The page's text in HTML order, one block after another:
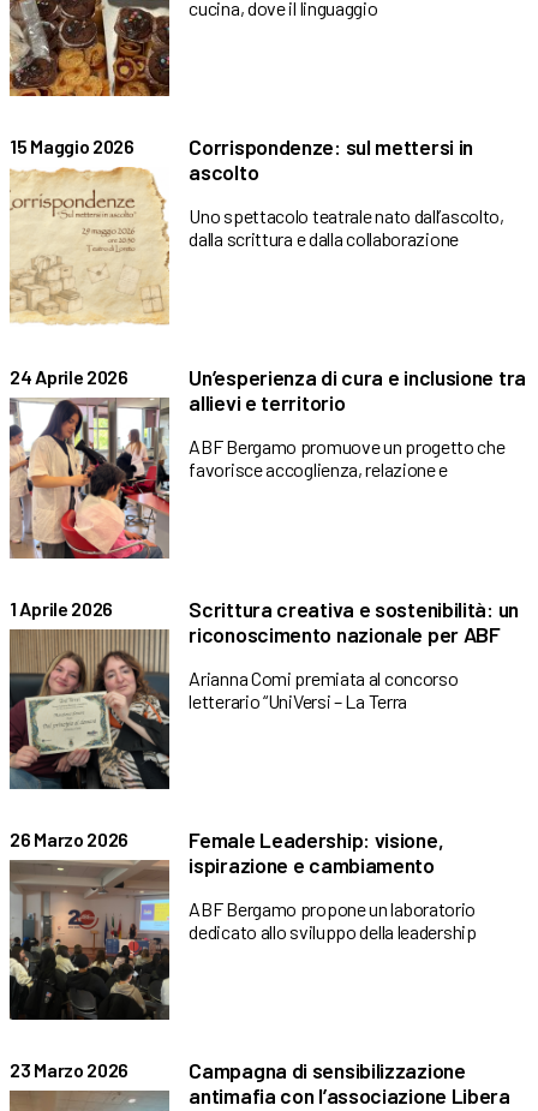
cucina, dove il linguaggio
15 Maggio 2026
Corrispondenze: sul mettersi in
ascolto
Uno spettacolo teatrale nato dall’ascolto,
dalla scrittura e dalla collaborazione
24 Aprile 2026
Un’esperienza di cura e inclusione tra
allievi e territorio
ABF Bergamo promuove un progetto che
favorisce accoglienza, relazione e
1 Aprile 2026
Scrittura creativa e sostenibilità: un
riconoscimento nazionale per ABF
Arianna Comi premiata al concorso
letterario “UniVersi – La Terra
26 Marzo 2026
Female Leadership: visione,
ispirazione e cambiamento
ABF Bergamo propone un laboratorio
dedicato allo sviluppo della leadership
23 Marzo 2026
Campagna di sensibilizzazione
antimafia con l’associazione Libera